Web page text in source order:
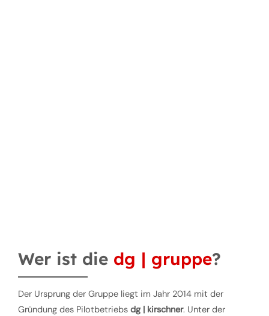
Wer ist die dg | gruppe?
Der Ursprung der Gruppe liegt im Jahr 2014 mit der
Gründung des Pilotbetriebs dg | kirschner. Unter der